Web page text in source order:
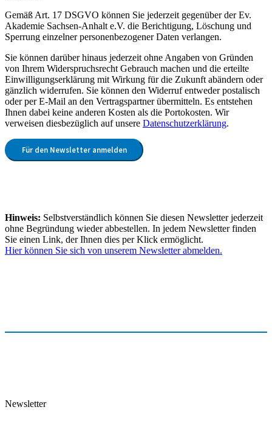
Gemäß Art. 17 DSGVO können Sie jederzeit gegenüber der Ev.
Akademie Sachsen-Anhalt e.V. die Berichtigung, Löschung und
Sperrung einzelner personenbezogener Daten verlangen.
Sie können darüber hinaus jederzeit ohne Angaben von Gründen
von Ihrem Widerspruchsrecht Gebrauch machen und die erteilte
Einwilligungserklärung mit Wirkung für die Zukunft abändern oder
gänzlich widerrufen. Sie können den Widerruf entweder postalisch
oder per E-Mail an den Vertragspartner übermitteln. Es entstehen
Ihnen dabei keine anderen Kosten als die Portokosten. Wir
verweisen diesbezüglich auf unsere Datenschutzerklärung.
Für den Newsletter anmelden
Hinweis: Selbstverständlich können Sie diesen Newsletter jederzeit
ohne Begründung wieder abbestellen. In jedem Newsletter finden
Sie einen Link, der Ihnen dies per Klick ermöglicht.
Hier können Sie sich von unserem Newsletter abmelden.
Newsletter